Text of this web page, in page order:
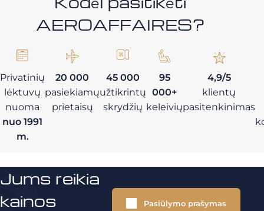
AEROAFFAIRES?
Privatinių
lėktuvų
nuoma
nuo 1991
m.
20 000
pasiekiamų
prietaisų
45 000
užtikrintų
skrydžių
95
000+
keleivių
4,9/5
klientų
pasitenkinimas
Jums reikia
kainos
Pasiūlymo prašymas